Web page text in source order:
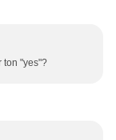
ton "yes"?